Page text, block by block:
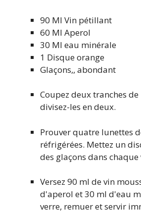
90 Ml Vin pétillant
60 Ml Aperol
30 Ml eau minérale
1 Disque orange
Glaçons,, abondant
Coupez deux tranches
divisez-les en deux.
Prouver quatre lunettes
réfrigérées. Mettez un
des glaçons dans chaque
Versez 90 ml de vin
d'aperol et 30 ml d'eau
verre, remuer et servir